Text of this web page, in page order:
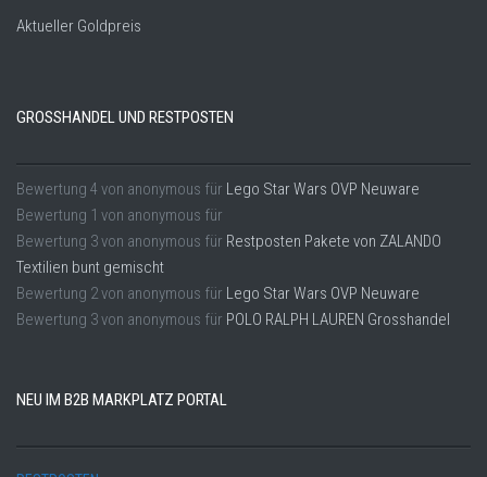
Aktueller Goldpreis
GROSSHANDEL UND RESTPOSTEN
Bewertung 4 von anonymous für Lego Star Wars OVP Neuware
Bewertung 1 von anonymous für
Bewertung 3von anonymous für Restposten Pakete von ZALANDO
Textilien bunt gemischt
Bewertung 2von anonymous für Lego Star Wars OVP Neuware
Bewertung 3von anonymous für POLO RALPH LAUREN Grosshandel
NEU IM B2B MARKPLATZ PORTAL